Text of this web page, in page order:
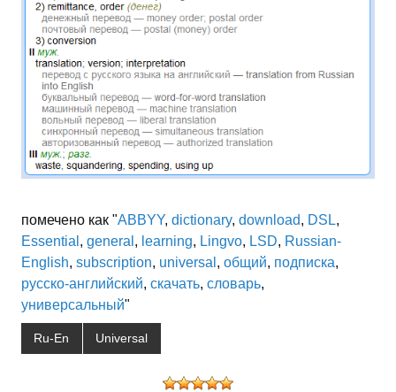
помечено как "ABBYY, dictionary, download, DSL,
Essential , general , learning, Lingvo, LSD, Russian-
English, subscription, universal , общий, подписка,
русско-английский, скачать, словарь,
универсальный"
Ru-En Universal